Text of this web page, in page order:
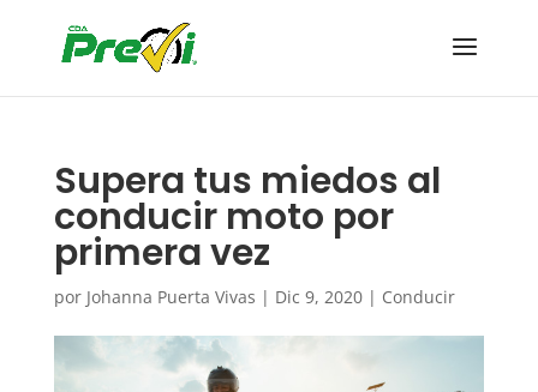
Supera tus miedos al
conducir moto por
primera vez
por Johanna Puerta Vivas | Dic 9, 2020| Conducir